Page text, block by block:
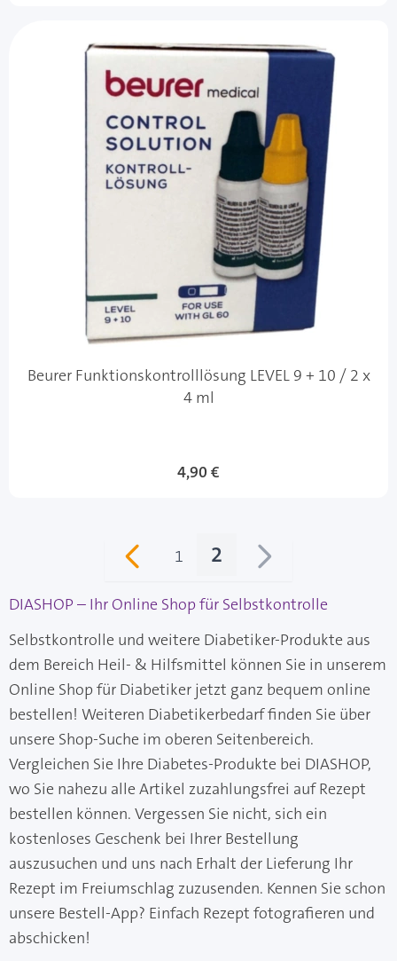
Beurer Funktionskontrolllösung LEVEL 9 + 10 / 2 x
4 ml
4,90 €
Seite
1 Sie lesen gerade
2
DIASHOP – Ihr Online Shop für Selbstkontrolle
Selbstkontrolle und weitere Diabetiker-Produkte aus
dem Bereich Heil- & Hilfsmittel können Sie in unserem
Online Shop für Diabetiker jetzt ganz bequem online
bestellen! Weiteren Diabetikerbedarf finden Sie über
unsere Shop-Suche im oberen Seitenbereich.
Vergleichen Sie Ihre Diabetes-Produkte bei DIASHOP,
wo Sie nahezu alle Artikel zuzahlungsfrei auf Rezept
bestellen können. Vergessen Sie nicht, sich ein
kostenloses Geschenk bei Ihrer Bestellung
auszusuchen und uns nach Erhalt der Lieferung Ihr
Rezept im Freiumschlag zuzusenden. Kennen Sie schon
unsere Bestell-App? Einfach Rezept fotografieren und
abschicken!